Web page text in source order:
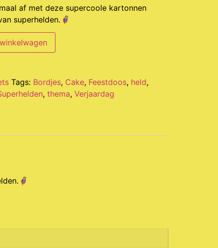
af met deze supercoole kartonnen
superhelden.🦸
Tags: Bordjes, Cake, Feestdoos, held,
, thema, Verjaardag